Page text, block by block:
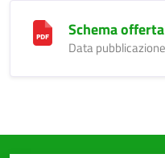
Schema
Data